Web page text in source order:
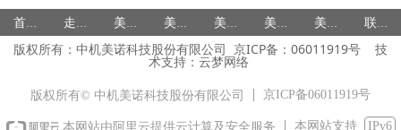
首页 走进美诺 美诺产品 美诺研发 美诺国际 美诺服务 美诺人力 联系美诺
版权所有：中机美诺科技股份有限公司 京ICP备： 06011919号 技
术支持： 云梦网络
版权所有© 中机美诺科技股份有限公司 京ICP备06011919号
本网站由阿里云提供云计算及安全服务 本网站支持
IPv6